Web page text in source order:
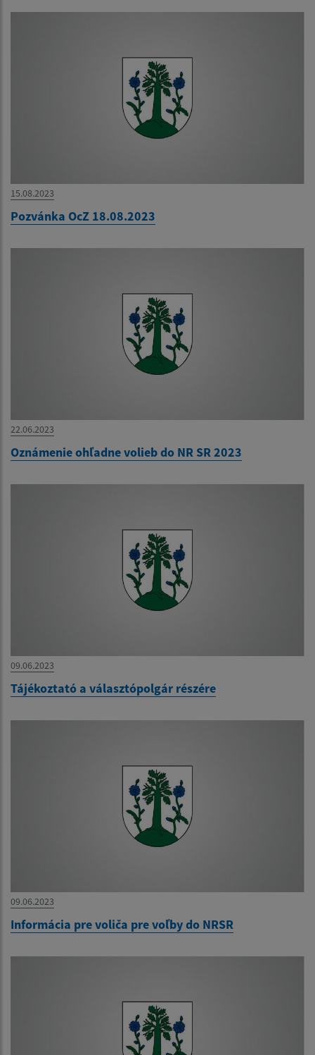
15.08.2023
Pozvánka OcZ 18.08.2023
22.06.2023
Oznámenie ohľadne volieb do NR SR 2023
09.06.2023
Tájékoztató a választópolgár részére
09.06.2023
Informácia pre voliča pre voľby do NRSR